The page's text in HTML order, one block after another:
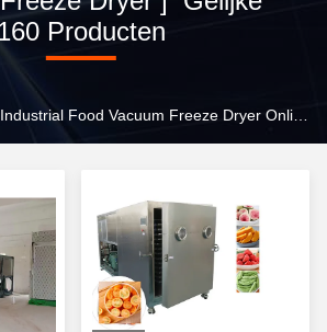
Producten